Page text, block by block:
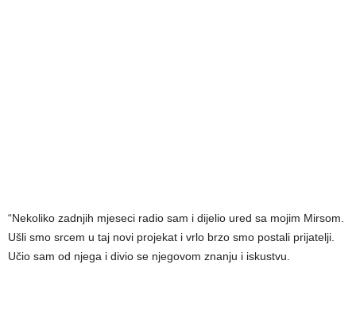
“Nekoliko zadnjih mjeseci radio sam i dijelio ured sa mojim Mirsom.
Ušli smo srcem u taj novi projekat i vrlo brzo smo postali prijatelji.
Učio sam od njega i divio se njegovom znanju i iskustvu.